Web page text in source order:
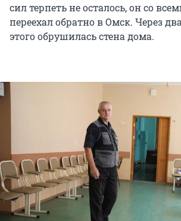
сил терпеть не осталось, он со
переехал обратно в Омск. Через
этого обрушилась стена дома.